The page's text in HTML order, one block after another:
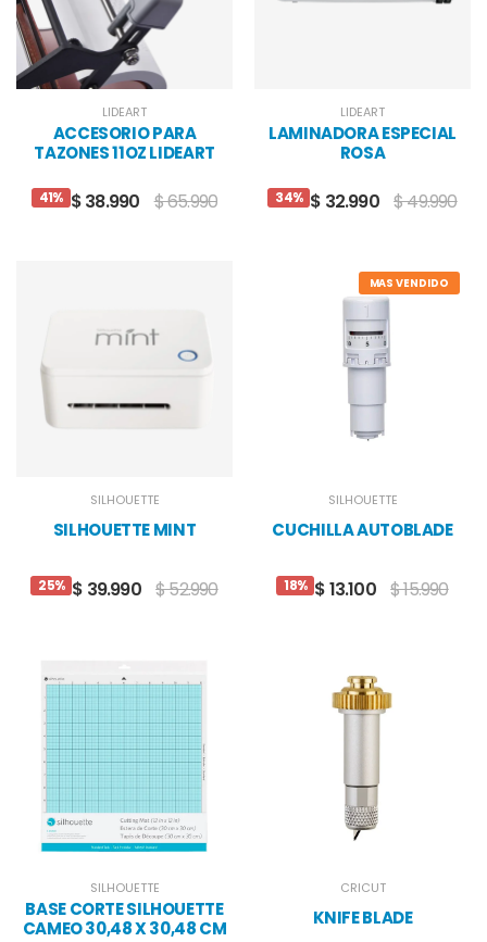
LIDEART
ACCESORIO PARA
TAZONES 11OZ LIDEART
41% $ 38.990 $ 65.990
LIDEART
LAMINADORA ESPECIAL
ROSA
34% $ 32.990 $ 49.990
SILHOUETTE
SILHOUETTE MINT
25% $ 39.990 $ 52.990
MAS VENDIDO
SILHOUETTE
CUCHILLA AUTOBLADE
18% $ 13.100 $ 15.990
SILHOUETTE
BASE CORTE SILHOUETTE
CAMEO 30,48 X 30,48 CM
CRICUT
KNIFE BLADE